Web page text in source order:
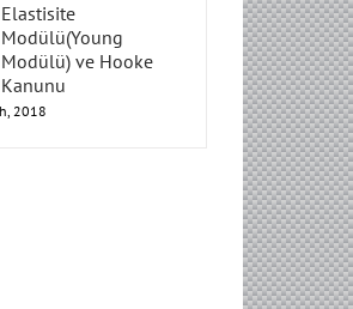
Elastisite
Modülü(Young
Modülü) ve Hooke
Kanunu